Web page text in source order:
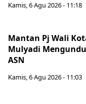
Kamis, 6 Agu 2026 - 11:18
Mantan Pj Wali
Mulyadi
ASN
Kamis, 6 Agu 2026 - 11:03